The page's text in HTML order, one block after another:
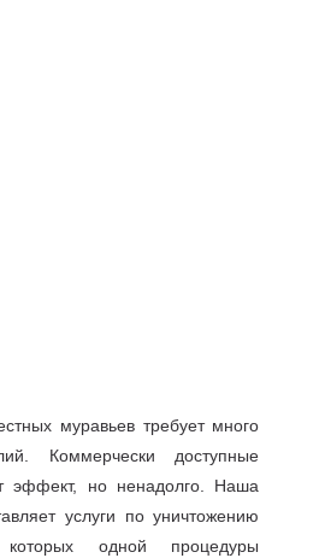
муравьев требует много
Коммерчески доступные
эффект, но ненадолго. Наша
услуги по уничтожению
одной процедуры